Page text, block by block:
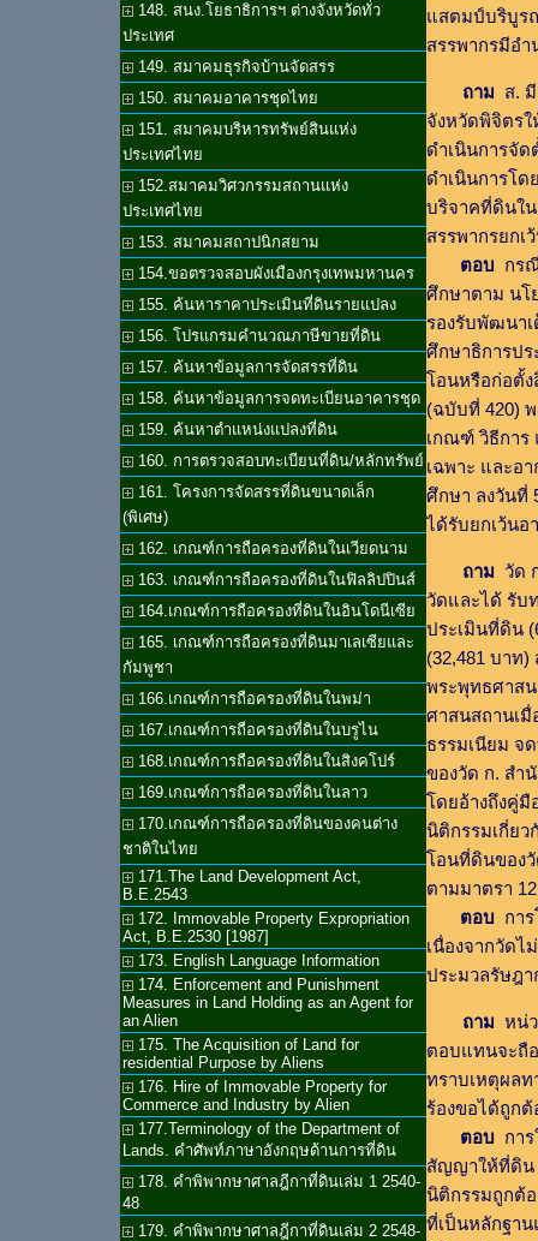
148. สนง.โยธาธิการฯ ต่างจังหวัดทั่ว
ประเทศ
149. สมาคมธุรกิจบ้านจัดสรร
150. สมาคมอาคารชุดไทย
151. สมาคมบริหารทรัพย์สินแห่ง
ประเทศไทย
152.สมาคมวิศวกรรมสถานแห่ง
ประเทศไทย
153. สมาคมสถาปนิกสยาม
154.ขอตรวจสอบผังเมืองกรุงเทพมหานคร
155. ค้นหาราคาประเมินที่ดินรายแปลง
156. โปรแกรมคำนวณภาษีขายที่ดิน
157. ค้นหาข้อมูลการจัดสรรที่ดิน
158. ค้นหาข้อมูลการจดทะเบียนอาคารชุด
159. ค้นหาตำแหน่งแปลงที่ดิน
160. การตรวจสอบทะเบียนที่ดิน/หลักทรัพย์
161. โครงการจัดสรรที่ดินขนาดเล็ก
(พิเศษ)
162. เกณฑ์การถือครองที่ดินในเวียดนาม
163. เกณฑ์การถือครองที่ดินในฟิลลิปปินส์
164.เกณฑ์การถือครองที่ดินในอินโดนีเซีย
165. เกณฑ์การถือครองที่ดินมาเลเซียและ
กัมพูชา
166.เกณฑ์การถือครองที่ดินในพม่า
167.เกณฑ์การถือครองที่ดินในบรูไน
168.เกณฑ์การถือครองที่ดินในสิงคโปร์
169.เกณฑ์การถือครองที่ดินในลาว
170.เกณฑ์การถือครองที่ดินของคนต่าง
ชาติในไทย
171.The Land Development Act,
B.E.2543
172. Immovable Property Expropriation
Act, B.E.2530 [1987]
173. English Language Information
174. Enforcement and Punishment
Measures in Land Holding as an Agent for
an Alien
175. The Acquisition of Land for
residential Purpose by Aliens
176. Hire of Immovable Property for
Commerce and Industry by Alien
177.Terminology of the Department of
Lands. คำศัพท์ภาษาอังกฤษด้านการที่ดิน
178. คำพิพากษาศาลฎีกาที่ดินเล่ม 1 2540-
48
179. คำพิพากษาศาลฎีกาที่ดินเล่ม 2 2548-
แสตมป์บริบูร
สรรพากรมีอ
ถาม ส.
จังหวัดพิจิตรใ
ดำเนินการจัด
ดำเนินการโด
บริจาคที่ดินใ
สรรพากรยก
ตอบ กร
ศึกษาตาม นโ
รองรับพัฒนา
ศึกษาธิการป
โอนหรือก่อตั้ง
(ฉบับที่ 420)
เกณฑ์ วิธีการ
เฉพาะ และอ
ศึกษา ลงวันที่
ได้รับยกเว้น
ถาม วัด
วัดและได้ รับ
ประเมินที่ดิน
(32,481 บาท
พระพุทธศาส
ศาสนสถานเมื่
ธรรมเนียม จ
ของวัด ก. สำ
โดยอ้างถึงคู่มื
นิติกรรมเกี่ย
โอนที่ดินของ
ตามมาตรา
ตอบ กา
เนื่องจากวัดไ
ประมวลรัษฎา
ถาม หน่
ตอบแทนจะถื
ทราบเหตุผลท
ร้องขอได้ถูกต้
ตอบ กา
สัญญาให้ที่ดิน
นิติกรรมถูกต้
ที่เป็นหลักฐาน